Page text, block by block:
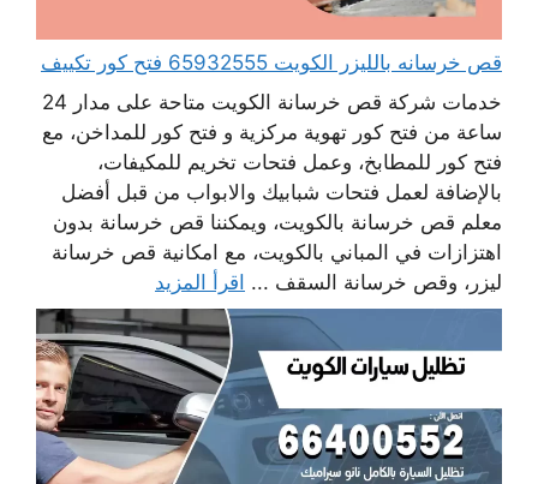
قص خرسانه بالليزر الكويت 65932555 فتح كور تكييف
خدمات شركة قص خرسانة الكويت متاحة على مدار 24
ساعة من فتح كور تهوية مركزية و فتح كور للمداخن، مع
فتح كور للمطابخ، وعمل فتحات تخريم للمكيفات،
بالإضافة لعمل فتحات شبابيك والابواب من قبل أفضل
معلم قص خرسانة بالكويت، ويمكننا قص خرسانة بدون
اهتزازات في المباني بالكويت، مع امكانية قص خرسانة
ليزر، وقص خرسانة السقف ... اقرأ المزيد